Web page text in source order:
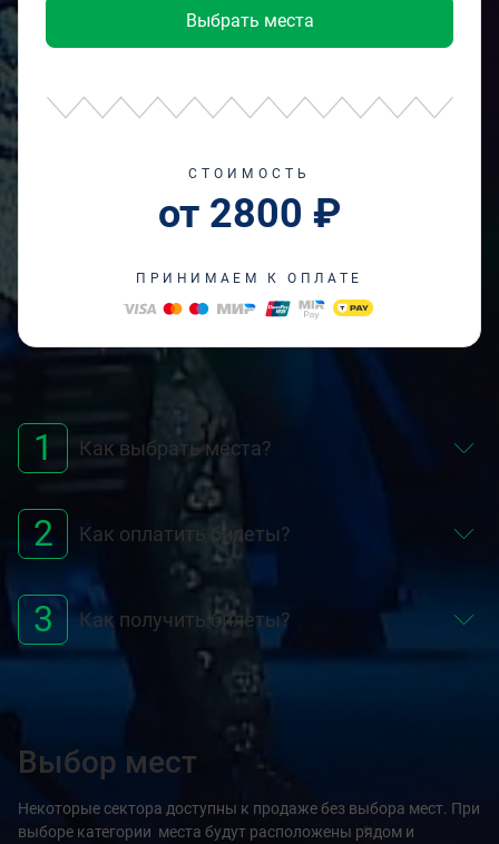
Выбрать места
СТОИМОСТЬ
от 2800 ₽
ПРИНИМАЕМ К ОПЛАТЕ
1 Как выбрать места?
2 Как оплатить билеты?
3 Как получить билеты?
Выбор мест
Некоторые сектора доступны к продаже без выбора мест. При
выборе категории места будут расположены рядом и